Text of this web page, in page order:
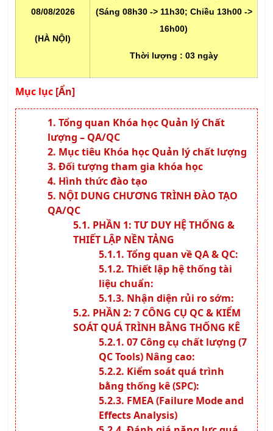
08/08/2026
(HÀ NỘI)
(Sáng 08h30 -> 11h30; Chiều 13h00 ->
16h00)
Thời lượng : 03 ngày
Mục lục [Ẩn]
Tổng quan Khóa học Quản lý Chất
lượng – QA/QC
Mục tiêu Khóa học Quản lý chất lượng
Đối tượng tham gia khóa học
Hình thức đào tạo
NỘI DUNG CHƯƠNG TRÌNH ĐÀO TẠO
QA/QC
PHẦN 1: TƯ DUY HỆ THỐNG &
THIẾT LẬP NỀN TẢNG
Tổng quan về QA & QC:
Thiết lập hệ thống tài
liệu chuẩn:
Nhận diện rủi ro sớm:
PHẦN 2: 7 CÔNG CỤ QC & KIỂM
SOÁT QUÁ TRÌNH BẰNG THỐNG KÊ
07 Công cụ chất lượng (7
QC Tools) Nâng cao:
Kiểm soát quá trình
bằng thống kê (SPC):
FMEA (Failure Mode and
Effects Analysis)